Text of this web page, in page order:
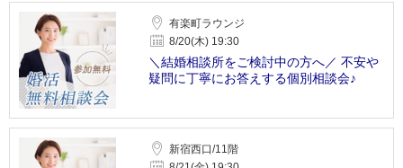
有楽町ラウンジ
8/20(木) 19:30
＼結婚相談所をご検討中の方へ／ 不安や
疑問に丁寧にお答えする個別相談会♪
新宿西口/11階